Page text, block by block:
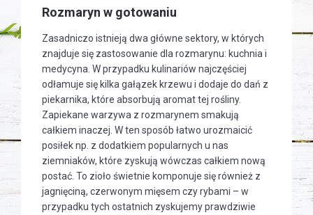
Rozmaryn w gotowaniu
Zasadniczo istnieją dwa główne sektory, w których
znajduje się zastosowanie dla rozmarynu: kuchnia i
medycyna. W przypadku kulinariów najczęściej
odłamuje się kilka gałązek krzewu i dodaje do dań z
piekarnika, które absorbują aromat tej rośliny.
Zapiekane warzywa z rozmarynem smakują
całkiem inaczej. W ten sposób łatwo urozmaicić
posiłek np. z dodatkiem popularnych u nas
ziemniaków, które zyskują wówczas całkiem nową
postać. To zioło świetnie komponuje się również z
jagnięciną, czerwonym mięsem czy rybami – w
przypadku tych ostatnich zyskujemy prawdziwie